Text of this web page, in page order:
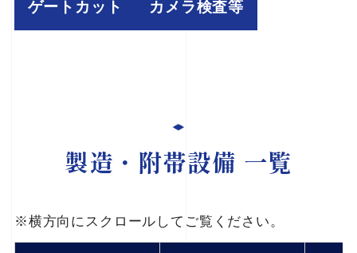
ゲートカット カメラ検査等
製造・附帯設備 一覧
※横方向にスクロールしてご覧ください。